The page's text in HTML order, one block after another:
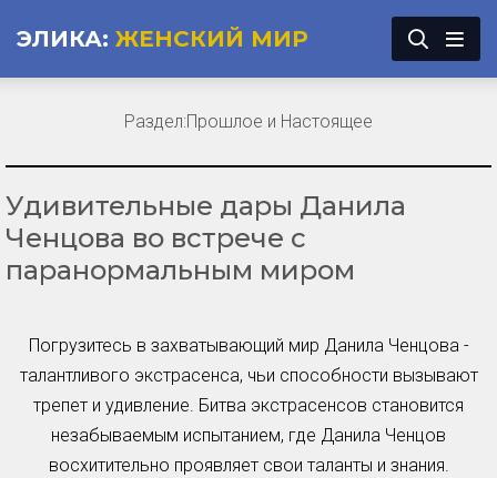
ЭЛИКА: ЖЕНСКИЙ МИР
Удивительные дары Данила
Ченцова во встрече с
паранормальным миром
Погрузитесь в захватывающий мир Данила Ченцова -
талантливого экстрасенса, чьи способности вызывают
трепет и удивление. Битва экстрасенсов становится
незабываемым испытанием, где Данила Ченцов
восхитительно проявляет свои таланты и знания.
Раздел:Прошлое и Настоящее